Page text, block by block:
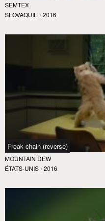
SEMTEX
SLOVAQUIE / 2016
Freak chain (reverse)
MOUNTAIN DEW
ÉTATS-UNIS / 2016